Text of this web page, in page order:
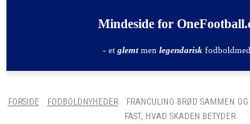
Mindeside for
- et glemtmen legendarisk
FORSIDE FODBOLDNYHEDER
FRANCULINO BRØD SAMMEN
FAST, HVAD SKADEN BETYDER